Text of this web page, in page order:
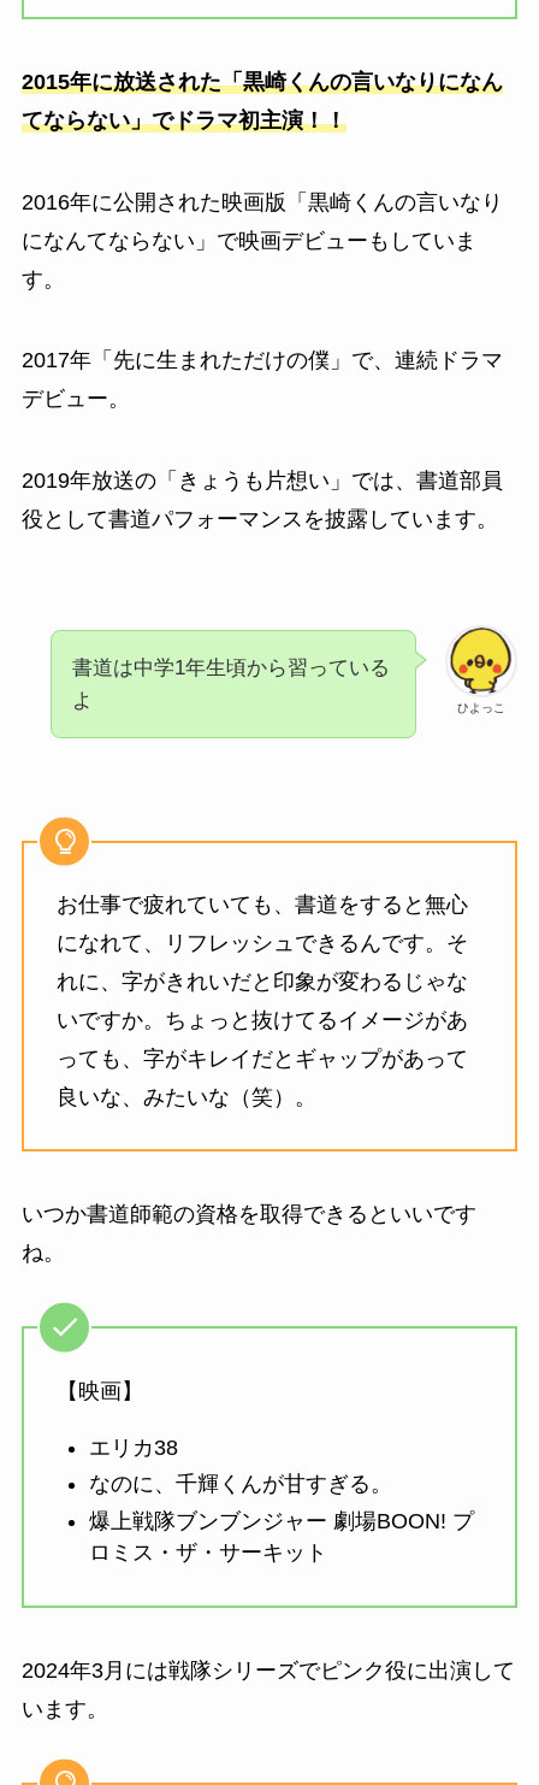
2015年に放送された「黒崎くんの言いなりになん
てならない」でドラマ初主演！！
2016年に公開された映画版「黒崎くんの言いなり
になんてならない」で映画デビューもしていま
す。
2017年「先に生まれただけの僕」で、連続ドラマ
デビュー。
2019年放送の「きょうも片想い」では、書道部員
役として書道パフォーマンスを披露しています。
ひよっこ
書道は中学1年生頃から習っている
よ
お仕事で疲れていても、書道をすると無心
になれて、リフレッシュできるんです。そ
れに、字がきれいだと印象が変わるじゃな
いですか。ちょっと抜けてるイメージがあ
っても、字がキレイだとギャップがあって
良いな、みたいな（笑）。
いつか書道師範の資格を取得できるといいです
ね。
【映画】
エリカ38
なのに、千輝くんが甘すぎる。
爆上戦隊ブンブンジャー 劇場BOON! プ
ロミス・ザ・サーキット
2024年3月には戦隊シリーズでピンク役に出演して
います。